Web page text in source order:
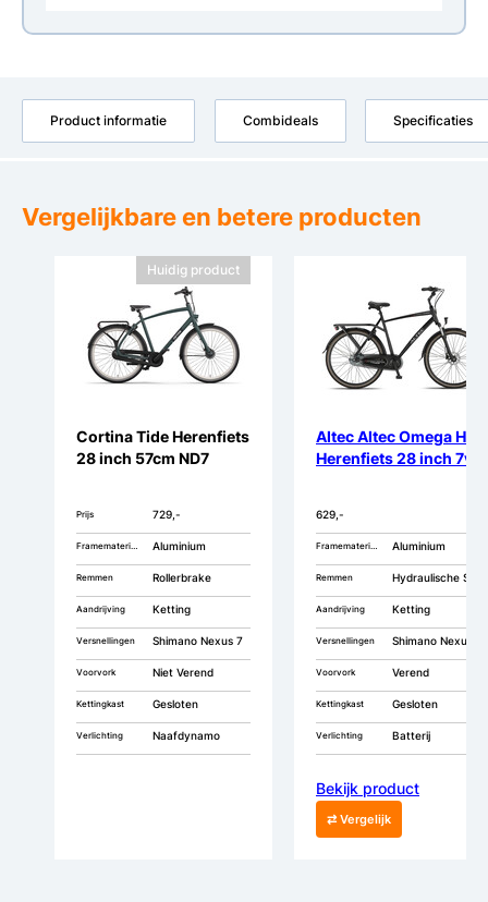
Product informatie Combideals Specificaties
Vergelijkbare en betere producten
Huidig product
Cortina Tide Herenfiets
28 inch 57cm ND7
Prijs 729,-
Aluminium
Remmen Rollerbrake
Aandrijving Ketting
Versnellingen Shimano Nexus 7
Voorvork Niet Verend
Kettingkast Gesloten
Verlichting Naafdynamo
Altec Altec Omega HYD
Herenfiets 28 inch 7v
629,-
Aluminium
Remmen Hydraulische Schijfremmen
Aandrijving Ketting
Versnellingen Shimano Nexus 7
Voorvork Verend
Kettingkast Gesloten
Verlichting Batterij
Bekijk product
⇄ Vergelijk